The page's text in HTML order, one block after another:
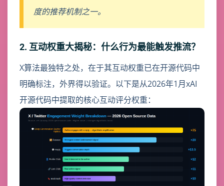
度的推荐机制之一。
2. 互动权重大揭秘：什么行为最能触发推流？
X算法最独特之处，在于其互动权重已在开源代码中
明确标注，外界得以验证。以下是从2026年1月xAI
开源代码中提取的核心互动评分权重：